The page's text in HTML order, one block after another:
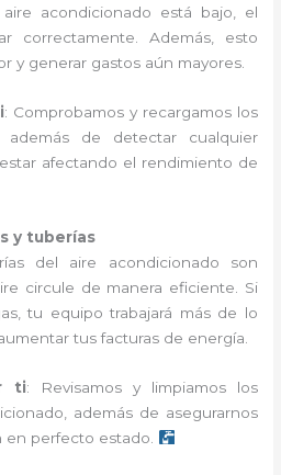
acondicionado está bajo, el
correctamente. Además, esto
y generar gastos aún mayores.
: Comprobamos y recargamos los
además de detectar cualquier
afectando el rendimiento de
y tuberías
del aire acondicionado son
circule de manera eficiente. Si
tu equipo trabajará más de lo
tus facturas de energía.
ti: Revisamos y limpiamos los
además de asegurarnos
perfecto estado.